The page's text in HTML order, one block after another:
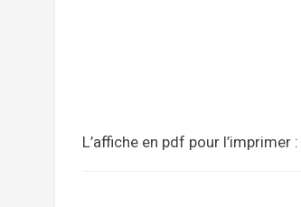
L’affiche en pdf pour l’imprimer :